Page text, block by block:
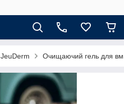
JeuDerm Очищаючий гель для